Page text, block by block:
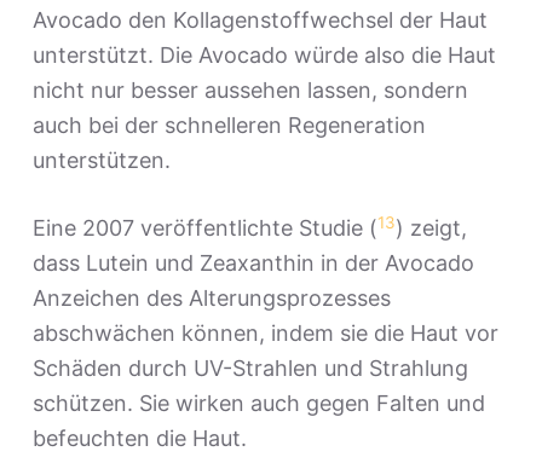
Avocado den Kollagenstoffwechsel der Haut
unterstützt. Die Avocado würde also die Haut
nicht nur besser aussehen lassen, sondern
auch bei der schnelleren Regeneration
unterstützen.
Eine 2007 veröffentlichte Studie (13) zeigt,
dass Lutein und Zeaxanthin in der Avocado
Anzeichen des Alterungsprozesses
abschwächen können, indem sie die Haut vor
Schäden durch UV-Strahlen und Strahlung
schützen. Sie wirken auch gegen Falten und
befeuchten die Haut.